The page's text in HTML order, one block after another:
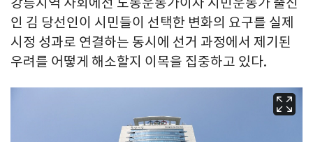
인 김 당선인이 시민들이 선택한 변화의 요구를 실제
시정 성과로 연결하는 동시에 선거 과정에서 제기된
우려를 어떻게 해소할지 이목을 집중하고 있다.